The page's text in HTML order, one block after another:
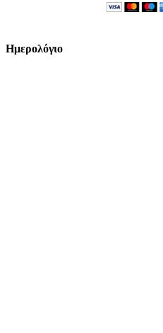
Ημερολόγιο